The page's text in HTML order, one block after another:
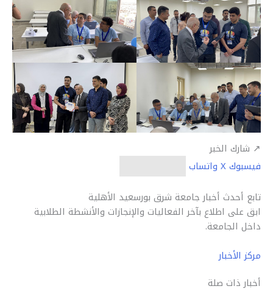
↗ شارك الخبر
فيسبوكX واتساب
تابع أحدث أخبار جامعة شرق بورسعيد الأهلية
ابق على اطلاع بآخر الفعاليات والإنجازات والأنشطة الطلابية
داخل الجامعة.
مركز الأخبار
أخبار ذات صلة